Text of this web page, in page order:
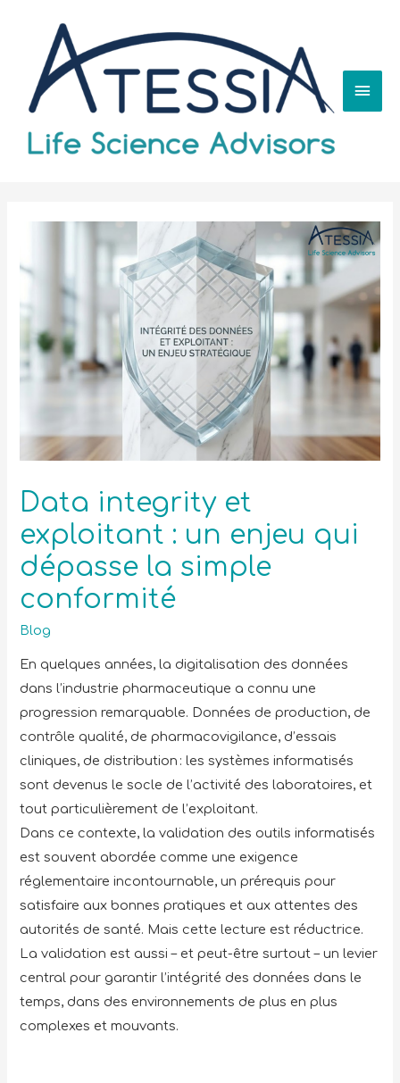
Data integrity et
exploitant : un enjeu qui
dépasse la simple
conformité
Blog
En quelques années, la digitalisation des données
dans l’industrie pharmaceutique a connu une
progression remarquable. Données de production, de
contrôle qualité, de pharmacovigilance, d’essais
cliniques, de distribution : les systèmes informatisés
sont devenus le socle de l’activité des laboratoires, et
tout particulièrement de l’exploitant.
Dans ce contexte, la validation des outils informatisés
est souvent abordée comme une exigence
réglementaire incontournable, un prérequis pour
satisfaire aux bonnes pratiques et aux attentes des
autorités de santé. Mais cette lecture est réductrice.
La validation est aussi – et peut-être surtout – un levier
central pour garantir l’intégrité des données dans le
temps, dans des environnements de plus en plus
complexes et mouvants.